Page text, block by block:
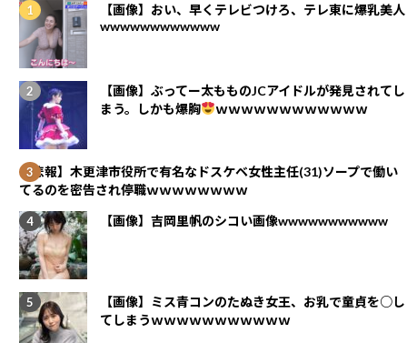
【画像】おい、早くテレビつけろ、テレ東に爆乳美人
wwwwwwwwwwww
【画像】ぶってー太もものJCアイドルが発見されてし
まう。しかも爆胸
ｗｗｗｗｗｗｗｗｗｗｗｗ
【悲報】木更津市役所で有名なドスケベ女性主任(31)ソープで働い
てるのを密告され停職ｗｗｗｗｗｗｗｗ
【画像】吉岡里帆のシコい画像wwwwwwwwwww
【画像】ミス青コンのたぬき女王、お乳で童貞を○し
てしまうｗｗｗｗｗｗｗｗｗｗｗ